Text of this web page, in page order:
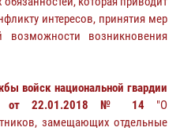
интересов, принятия мер
возникновения
войск национальной гвардии
от 22.01.2018 № 14 "О
замещающих отдельные